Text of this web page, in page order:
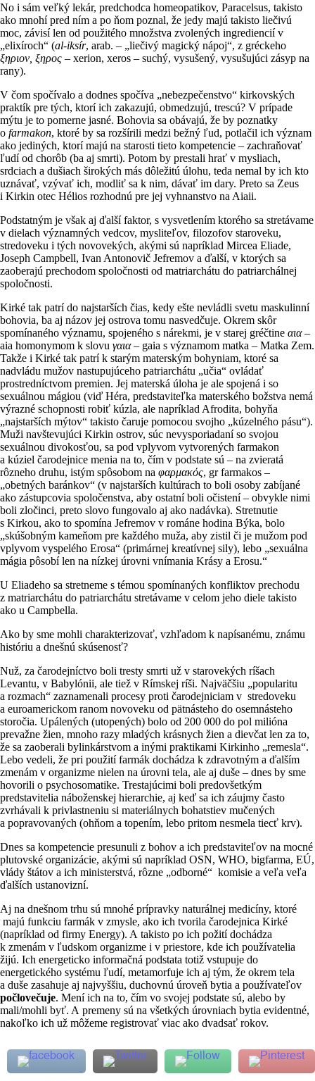
No i sám veľký lekár, predchodca homeopatikov, Paracelsus, takisto
ako mnohí pred ním a po ňom poznal, že jedy majú takisto liečivú
moc, závisí len od použitého množstva zvolených ingrediencií v
„elixíroch“ (al-iksír, arab. – „liečivý magický nápoj“, z gréckeho
ξηριον, ξηρος – xerion, xeros – suchý, vysušený, vysušujúci zásyp na
rany).
V čom spočívalo a dodnes spočíva „nebezpečenstvo“ kirkovských
praktík pre tých, ktorí ich zakazujú, obmedzujú, trescú? V prípade
mýtu je to pomerne jasné. Bohovia sa obávajú, že by poznatky
o farmakon, ktoré by sa rozšírili medzi bežný ľud, potlačil ich význam
ako jediných, ktorí majú na starosti tieto kompetencie – zachraňovať
ľudí od chorôb (ba aj smrti). Potom by prestali hrať v mysliach,
srdciach a dušiach širokých más dôležitú úlohu, teda nemal by ich kto
uznávať, vzývať ich, modliť sa k nim, dávať im dary. Preto sa Zeus
i Kirkin otec Hélios rozhodnú pre jej vyhnanstvo na Aiaii.
Podstatným je však aj ďalší faktor, s vysvetlením ktorého sa stretávame
v dielach významných vedcov, mysliteľov, filozofov staroveku,
stredoveku i tých novovekých, akými sú napríklad Mircea Eliade,
Joseph Campbell, Ivan Antonovič Jefremov a ďalší, v ktorých sa
zaoberajú prechodom spoločnosti od matriarchátu do patriarchálnej
spoločnosti.
Kirké tak patrí do najstarších čias, kedy ešte nevládli svetu maskulinní
bohovia, ba aj názov jej ostrova tomu nasvedčuje. Okrem skôr
spomínaného významu, spojeného s nárekmi, je v starej gréčtine αια–
aia homonymom k slovu γαια– gaia s významom matka – Matka Zem.
Takže i Kirké tak patrí k starým materským bohyniam, ktoré sa
nadvládu mužov nastupujúceho patriarchátu „učia“ ovládať
prostredníctvom premien. Jej materská úloha je ale spojená i so
sexuálnou mágiou (viď Héra, predstaviteľka materského božstva nemá
výrazné schopnosti robiť kúzla, ale napríklad Afrodita, bohyňa
„najstarších mýtov“ takisto čaruje pomocou svojho „kúzelného pásu“).
Muži navštevujúci Kirkin ostrov, súc nevysporiadaní so svojou
sexuálnou divokosťou, sa pod vplyvom vytvorených farmakon
a kúziel čarodejnice menia na to, čím v podstate sú – na zvieratá
rôzneho druhu, istým spôsobom na φαρμακός, gr farmakos –
„obetných baránkov“ (v najstarších kultúrach to boli osoby zabíjané
ako zástupcovia spoločenstva, aby ostatní boli očistení – obvykle nimi
boli zločinci, preto slovo fungovalo aj ako nadávka). Stretnutie
s Kirkou, ako to spomína Jefremov v románe hodina Býka, bolo
„skúšobným kameňom pre každého muža, aby zistil či je mužom pod
vplyvom vyspelého Erosa“ (primárnej kreatívnej sily), lebo „sexuálna
mágia pôsobí len na nízkej úrovni vnímania Krásy a Erosu.“
U Eliadeho sa stretneme s témou spomínaných konfliktov prechodu
z matriarchátu do patriarchátu stretávame v celom jeho diele takisto
ako u Campbella.
Ako by sme mohli charakterizovať, vzhľadom k napísanému, známu
históriu a dnešnú skúsenosť?
Nuž, za čarodejníctvo boli tresty smrti už v starovekých ríšach
Levantu, v Babylónii, ale tiež v Rímskej ríši. Najväčšiu „popularitu
a rozmach“ zaznamenali procesy proti čarodejniciam v stredoveku
a euroamerickom ranom novoveku od pätnásteho do osemnásteho
storočia. Upálených (utopených) bolo od 200 000 do pol milióna
prevažne žien, mnoho razy mladých krásnych žien a dievčat len za to,
že sa zaoberali bylinkárstvom a inými praktikami Kirkinho „remesla“.
Lebo vedeli, že pri použití farmák dochádza k zdravotným a ďalším
zmenám v organizme nielen na úrovni tela, ale aj duše – dnes by sme
hovorili o psychosomatike. Trestajúcimi boli predovšetkým
predstavitelia náboženskej hierarchie, aj keď sa ich záujmy často
zvrhávali k privlastneniu si materiálnych bohatstiev mučených
a popravovaných (ohňom a topením, lebo pritom nesmela tiecť krv).
Dnes sa kompetencie presunuli z bohov a ich predstaviteľov na mocné
plutovské organizácie, akými sú napríklad OSN, WHO, bigfarma, EÚ,
vlády štátov a ich ministerstvá, rôzne „odborné“ komisie a veľa veľa
ďalších ustanovizní.
Aj na dnešnom trhu sú mnohé prípravky naturálnej medicíny, ktoré
majú funkciu farmák v zmysle, ako ich tvorila čarodejnica Kirké
(napríklad od firmy Energy). A takisto po ich požití dochádza
k zmenám v ľudskom organizme i v priestore, kde ich používatelia
žijú. Ich energeticko informačná podstata totiž vstupuje do
energetického systému ľudí, metamorfuje ich aj tým, že okrem tela
a duše zasahuje aj najvyššiu, duchovnú úroveň bytia a používateľov
počlovečuje. Mení ich na to, čím vo svojej podstate sú, alebo by
mali/mohli byť. A premeny sú na všetkých úrovniach bytia evidentné,
nakoľko ich už môžeme registrovať viac ako dvadsať rokov.